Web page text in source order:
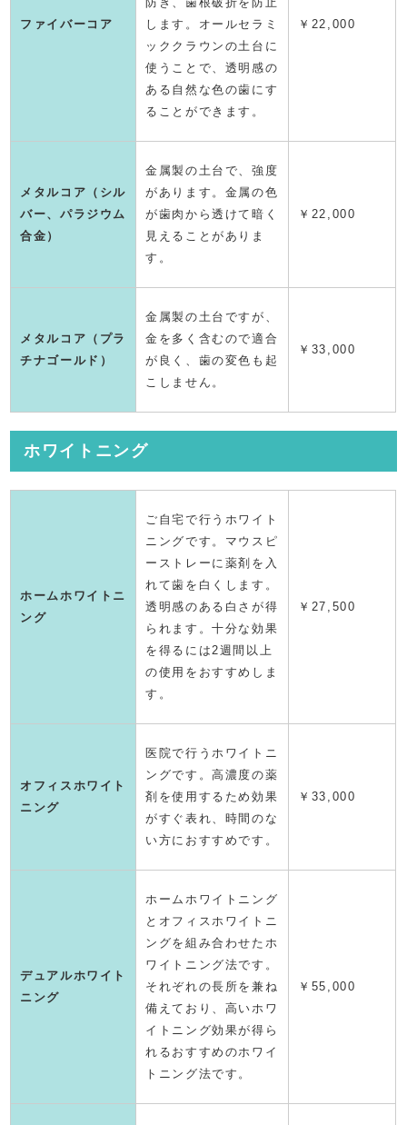
ファイバーコア
します。オールセラミ
ッククラウンの土台に
使うことで、透明感の
ある自然な色の歯にす
ることができます。
￥22,000
メタルコア（シル
バー、パラジウム
合金）
金属製の土台で、強度
があります。金属の色
が歯肉から透けて暗く
見えることがありま
す。
￥22,000
メタルコア（プラ
チナゴールド）
金属製の土台ですが、
金を多く含むので適合
が良く、歯の変色も起
こしません。
￥33,000
ホワイトニング
ホームホワイトニ
ング
ご自宅で行うホワイト
ニングです。マウスピ
ーストレーに薬剤を入
れて歯を白くします。
透明感のある白さが得
られます。十分な効果
を得るには2週間以上
の使用をおすすめしま
す。
￥ 27,500
オフィスホワイト
ニング
医院で行うホワイトニ
ングです。高濃度の薬
剤を使用するため効果
がすぐ表れ、時間のな
い方におすすめです。
￥33,000
デュアルホワイト
ニング
ホームホワイトニング
とオフィスホワイトニ
ングを組み合わせたホ
ワイトニング法です。
それぞれの長所を兼ね
備えており、高いホワ
イトニング効果が得ら
れるおすすめのホワイ
トニング法です。
￥ 55,000